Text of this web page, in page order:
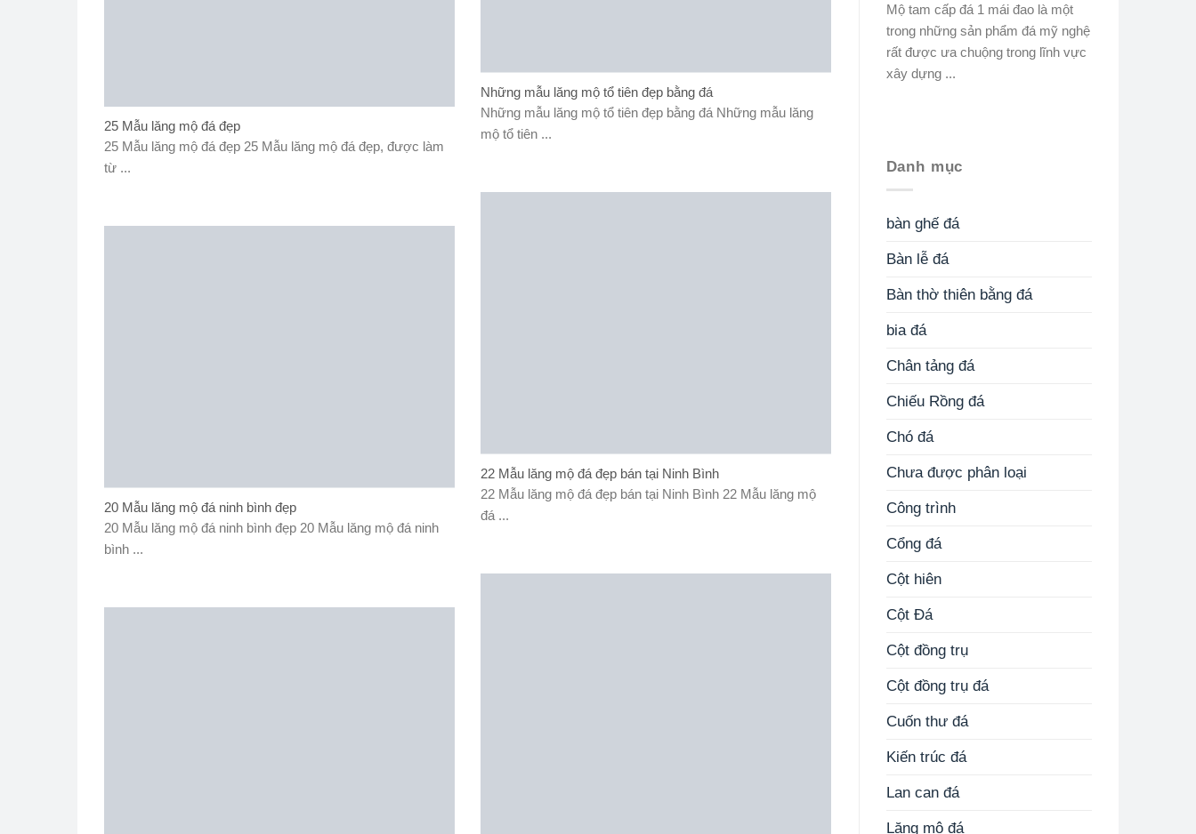
Những mẫu lăng mộ tổ tiên đẹp bằng đá
Những mẫu lăng mộ tổ tiên đẹp bằng đá Những mẫu lăng
mộ tổ tiên ...
25 Mẫu lăng mộ đá đẹp
25 Mẫu lăng mộ đá đẹp 25 Mẫu lăng mộ đá đẹp, được làm
từ ...
22 Mẫu lăng mộ đá đẹp bán tại Ninh Bình
22 Mẫu lăng mộ đá đẹp bán tại Ninh Bình 22 Mẫu lăng mộ
đá ...
20 Mẫu lăng mộ đá ninh bình đẹp
20 Mẫu lăng mộ đá ninh bình đẹp 20 Mẫu lăng mộ đá ninh
bình ...
Mộ tam cấp đá 1 mái đao là một
trong những sản phẩm đá mỹ nghệ
rất được ưa chuộng trong lĩnh vực
xây dựng ...
Danh mục
bàn ghế đá
Bàn lễ đá
Bàn thờ thiên bằng đá
bia đá
Chân tảng đá
Chiếu Rồng đá
Chó đá
Chưa được phân loại
Công trình
Cổng đá
Cột hiên
Cột Đá
Cột đồng trụ
Cột đồng trụ đá
Cuốn thư đá
Kiến trúc đá
Lan can đá
Lăng mộ đá